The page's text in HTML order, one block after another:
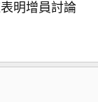
明增員討論